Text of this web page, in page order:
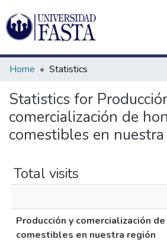
Communities
&
All of DSpace
Log
In
(current)
Home Statistics
Statistics for
comercialización de
comestibles en
Total visits
Producción y comercialización
comestibles en nuestra región